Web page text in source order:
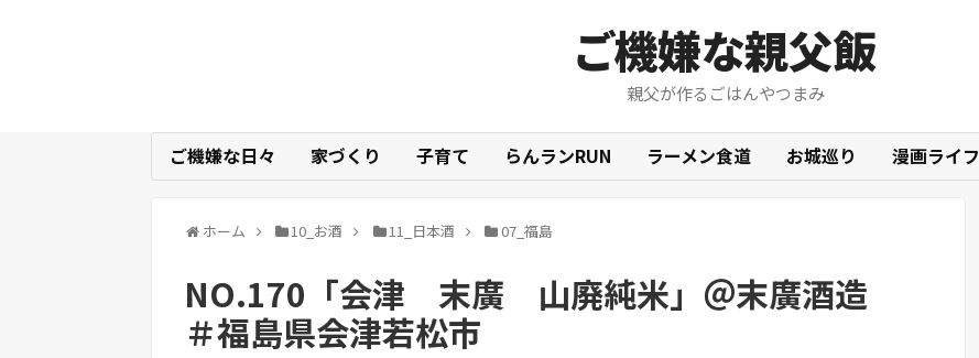
ご機嫌な親父飯
親父が作るごはんやつまみ
ご機嫌な日々 家づくり 子育て らんランRUN ラーメン食道 お城巡り 漫画ライフ
ホーム 10_お酒 11_日本酒 07_福島
NO.170「会津 末廣 山廃純米」＠末廣酒造
＃福島県会津若松市